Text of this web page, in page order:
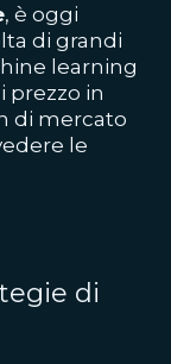
, è oggi
di grandi
learning
prezzo in
di mercato
le
di